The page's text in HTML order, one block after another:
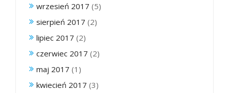
wrzesień 2017 (5)
sierpień 2017 (2)
lipiec 2017 (2)
czerwiec 2017 (2)
maj 2017 (1)
kwiecień 2017 (3)